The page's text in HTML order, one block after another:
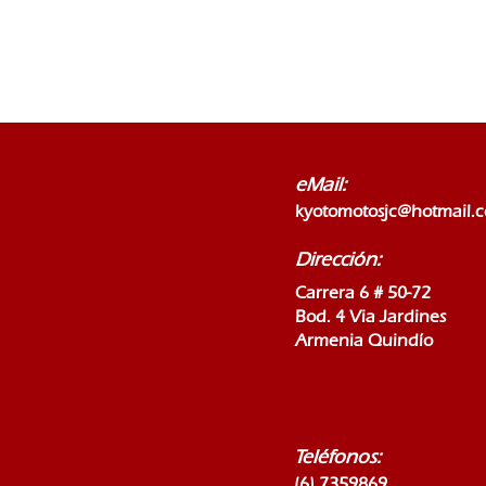
eMail:
Dirección:
Carrera 6 # 50-72
Bod. 4 Via Jardines
Armenia Quindío
Teléfonos: